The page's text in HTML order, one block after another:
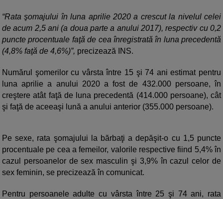
“Rata şomajului în luna aprilie 2020 a crescut la nivelul celei
de acum 2,5 ani (a doua parte a anului 2017), respectiv cu 0,2
puncte procentuale faţă de cea înregistrată în luna precedentă
(4,8% faţă de 4,6%)”, precizează INS.
Numărul şomerilor cu vârsta între 15 şi 74 ani estimat pentru
luna aprilie a anului 2020 a fost de 432.000 persoane, în
creştere atât faţă de luna precedentă (414.000 persoane), cât
şi faţă de aceeaşi lună a anului anterior (355.000 persoane).
Pe sexe, rata şomajului la bărbaţi a depăşit-o cu 1,5 puncte
procentuale pe cea a femeilor, valorile respective fiind 5,4% în
cazul persoanelor de sex masculin şi 3,9% în cazul celor de
sex feminin, se precizează în comunicat.
Pentru persoanele adulte cu vârsta între 25 şi 74 ani, rata